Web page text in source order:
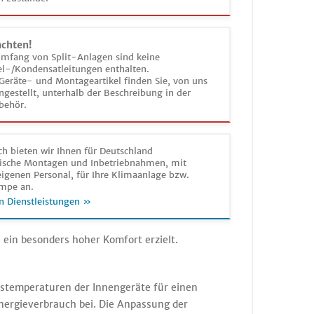
von Split-Anlagen sind keine
Kondensatleitungen enthalten.
und Montageartikel finden Sie, von uns
unterhalb der Beschreibung in der
bieten wir Ihnen für Deutschland
Montagen und Inbetriebnahmen, mit
Personal, für Ihre Klimaanlage bzw.
an.
Dienstleistungen »
besonders hoher Komfort erzielt.
der Innengeräte für einen
bei. Die Anpassung der